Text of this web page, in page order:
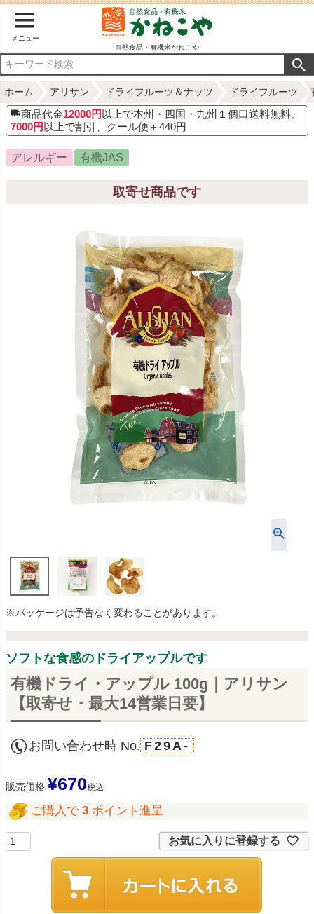
メニュー
自然食品・有機米かねこや
ホーム アリサン ドライフルーツ＆ナッツ ドライフルーツ
商品代金12000円 以上で本州・四国・九州１個口送料無料、
7000円 以上で割引、クール便＋440円
アレルギー 有機JAS
取寄せ商品です
※パッケージは予告なく変わることがあります。
ソフトな食感のドライアップルです
有機ドライ・アップル 100g｜アリサン
【取寄せ・最大14営業日要】
お問い合わせ時 No. F29A-
販売価格 ¥670税込
ご購入で 3 ポイント進呈
お気に入りに登録する